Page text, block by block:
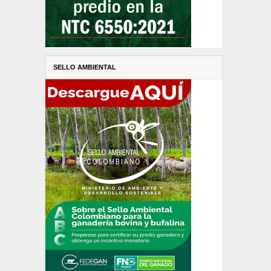
SELLO AMBIENTAL